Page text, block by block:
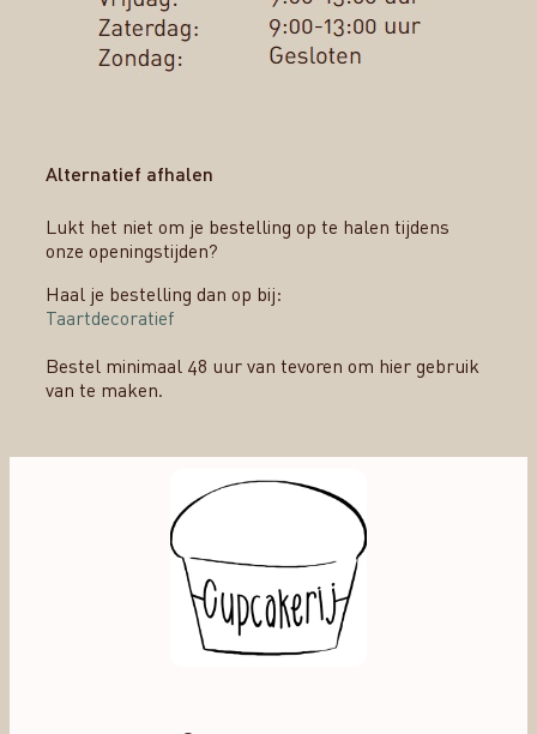
Alternatief afhalen
Lukt het niet om je bestelling op te halen tijdens
onze openingstijden?
Haal je bestelling dan op bij:
Taartdecoratief
Bestel minimaal 48 uur van tevoren om hier gebruik
van te maken.